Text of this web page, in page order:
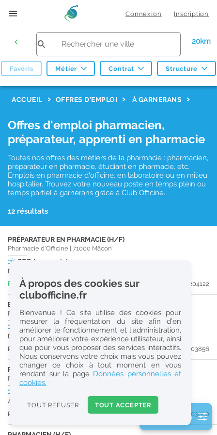
Connexion Inscription
20km
Favoris Métier Contrat Structure
Réinitialiser
2
0
k
Consulter les offres de la France d'outre-mer
ACCUEIL OFFRES D'EMPLOI À GARNERANS
Offres d'emploi pharmacien,
préparateur, apprenti en pharmacie
Toutes nos offres des métiers de la pharmacie : pharmacien,
préparateur en pharmacie, étudiant en pharmacie, etc.
Emplois en pharmacie d'officine, en laboratoire ou en milieu
hospitalier. Trouvez votre nouveau poste en temps plein ou
temps partiel à garnerans grâce à Club Officine.
12 résultats
PRÉPARATEUR EN PHARMACIE (H/F)
Pharmacie d'Officine 71000 Mâcon
CDD temps plein
Du 30/10/26 au 29/08/27
Publiée il y a 4 jour(s)
#204122
ETUDIANT EN PHARMACIE (H/F)
Pharmacie d'Officine|01750 Replonges
temps partiel
Dès que possible
Publiée il y a 9 jour(s)
#203856
PRÉPARATEUR EN PHARMACIE (H/F)
Pharmacie d'Officine 01750 Replonges
À partir du 30/08/26
Publiée il y a 9 jour(s)
#203850
2 filtre(s) actifs
À propos des cookies sur
clubofficine.fr
Bienvenue ! Ce site utilise des cookies pour
mesurer la fréquentation du site afin d’en
améliorer le fonctionnement et l’administration,
pour améliorer votre expérience utilisateur, ainsi
que pour vous proposer des services interactifs.
Nous conservons votre choix mais vous pouvez
changer ce choix à tout moment en vous
rendant sur la page Données personnelles et
cookies.
TOUT REFUSER TOUT ACCEPTER